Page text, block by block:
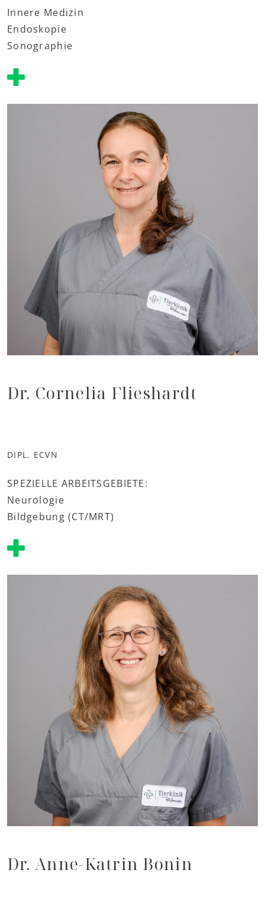
Innere Medizin
Endoskopie
Sonographie
Dr. Cornelia Flieshardt
DIPL. ECVN
SPEZIELLE ARBEITSGEBIETE:
Neurologie
Bildgebung (CT/MRT)
Dr. Anne-Katrin Bonin